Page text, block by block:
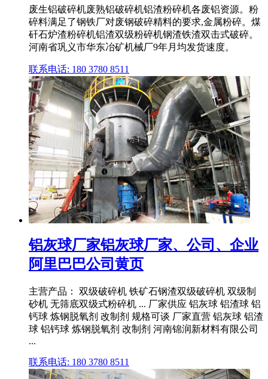
废生铝破碎机废熟铝破碎机铝渣粉碎机各废铝资源。粉
碎料满足了钢铁厂对废钢破碎精料的要求,金属粉碎。煤
矸石炉渣粉碎机铝渣双级粉碎机钢渣铁渣双击式破碎。
河南省巩义市华东冶矿机械厂9年月均发货速度。
联系电话: 180 3780 8511
铝灰球厂家铝灰球厂家、公司、企业
阿里巴巴公司黄页
主营产品： 双级破碎机 铁矿石钢渣双级破碎机 双级制
砂机 无筛底双级式粉碎机 ... 厂家供应 铝灰球 铝渣球 铝
钙球 炼钢脱氧剂 改制剂 规格可谈 厂家直营 铝灰球 铝渣
球 铝钙球 炼钢脱氧剂 改制剂 河南锦润新材料有限公司
...
联系电话: 180 3780 8511